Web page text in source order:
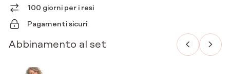
QUANTITÀ100 giorni per i resi
Pagamenti sicuri
Abbinamento al set